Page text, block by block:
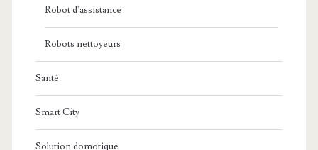
Robot d'assistance
Robots nettoyeurs
Santé
Smart City
Solution domotique